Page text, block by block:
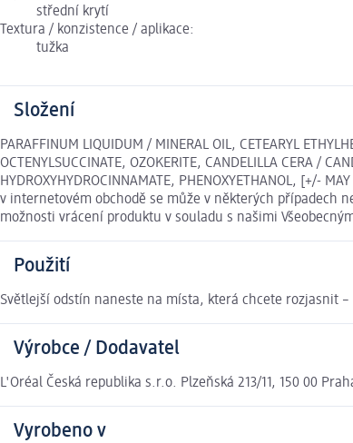
střední krytí
Textura / konzistence / aplikace:
tužka
Složení
PARAFFINUM LIQUIDUM / MINERAL OIL, CETEARYL
OCTENYLSUCCINATE, OZOKERITE, CANDELILLA CERA /
HYDROXYHYDROCINNAMATE, PHENOXYETHANOL, [+/-
v internetovém obchodě se může v některých případech
možnosti vrácení produktu v souladu s našimi
Použití
Světlejší odstín naneste na místa, která chcete rozjasnit
Výrobce / Dodavatel
L'Oréal Česká republika s.r.o. Plzeňská 213/11, 150 00
Vyrobeno v